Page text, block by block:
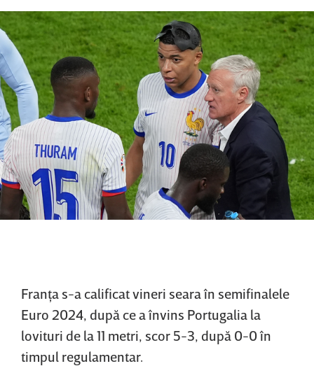
Franţa s-a calificat vineri seara în semifinalele
Euro 2024, după ce a învins Portugalia la
lovituri de la 11 metri, scor 5-3, după 0-0 în
timpul regulamentar.